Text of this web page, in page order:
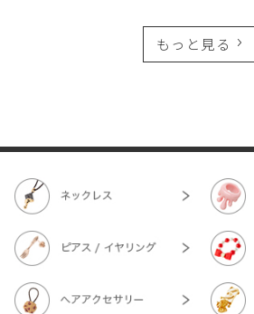
もっと見る